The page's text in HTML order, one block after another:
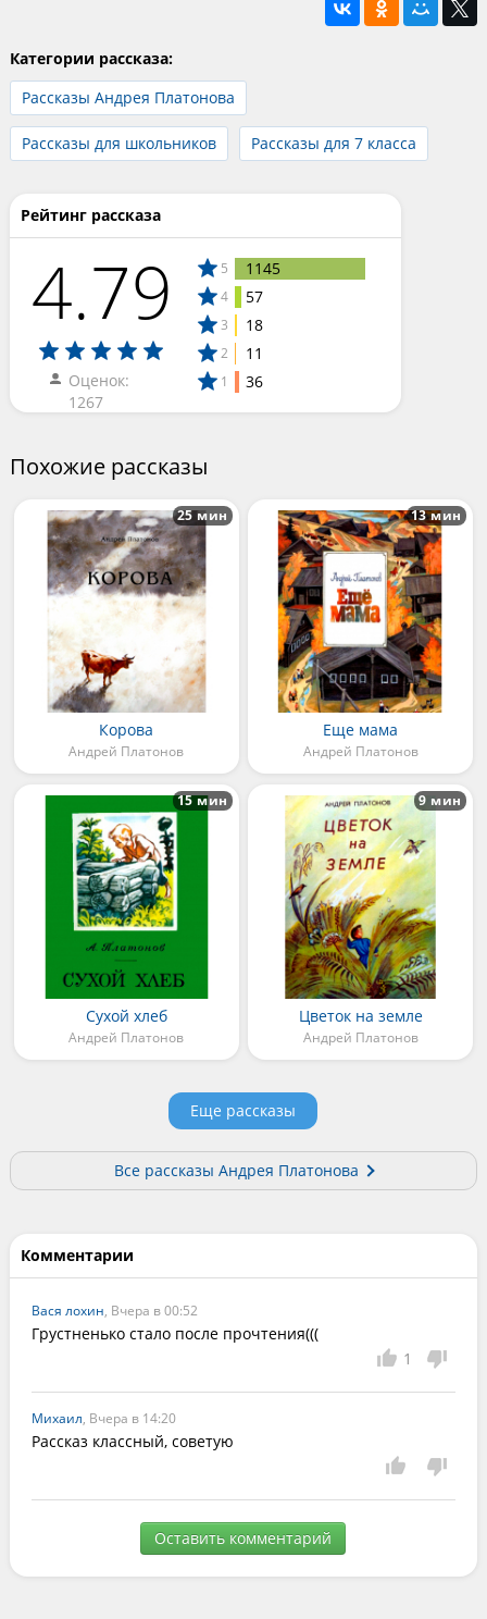
Категории рассказа:
Рассказы Андрея Платонова
Рассказы для школьников Рассказы для 7 класса
Рейтинг рассказа
4.79
Оценок:
1267
5 1145
4 57
3 18
2 11
1 36
Похожие рассказы
Корова
Андрей Платонов
25 мин
Еще мама
Андрей Платонов
13 мин
Сухой хлеб
Андрей Платонов
15 мин
Цветок на земле
Андрей Платонов
9 мин
Еще рассказы
Все рассказы Андрея Платонова
Комментарии
Вася лохин, Вчера в 00:52
Грустненько стало после прочтения(((
1
Михаил, Вчера в 14:20
Рассказ классный, советую
Оставить комментарий